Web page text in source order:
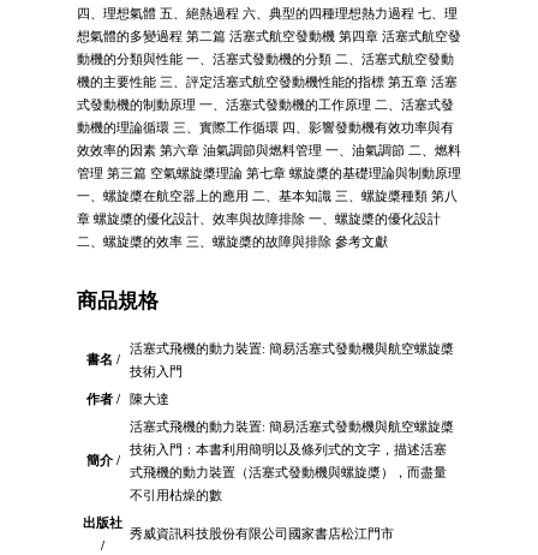
四、理想氣體 五、絕熱過程 六、典型的四種理想熱力過程 七、理
想氣體的多變過程 第二篇 活塞式航空發動機 第四章 活塞式航空發
動機的分類與性能 一、活塞式發動機的分類 二、活塞式航空發動
機的主要性能 三、評定活塞式航空發動機性能的指標 第五章 活塞
式發動機的制動原理 一、活塞式發動機的工作原理 二、活塞式發
動機的理論循環 三、實際工作循環 四、影響發動機有效功率與有
效效率的因素 第六章 油氣調節與燃料管理 一、油氣調節 二、燃料
管理 第三篇 空氣螺旋槳理論 第七章 螺旋槳的基礎理論與制動原理
一、螺旋槳在航空器上的應用 二、基本知識 三、螺旋槳種類 第八
章 螺旋槳的優化設計、效率與故障排除 一、螺旋槳的優化設計
二、螺旋槳的效率 三、螺旋槳的故障與排除 參考文獻
商品規格
書名 /
活塞式飛機的動力裝置: 簡易活塞式發動機與航空螺旋槳
技術入門
作者 /
陳大達
簡介 /
活塞式飛機的動力裝置: 簡易活塞式發動機與航空螺旋槳
技術入門：本書利用簡明以及條列式的文字，描述活塞
式飛機的動力裝置（活塞式發動機與螺旋槳），而盡量
不引用枯燥的數
出版社
/
秀威資訊科技股份有限公司國家書店松江門市